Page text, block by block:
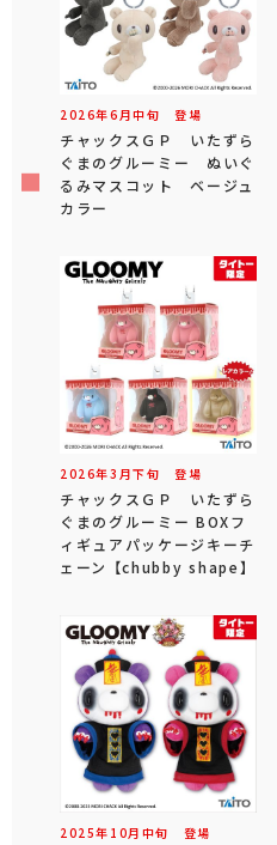
2026年6 月中旬 登場
チャックスＧＰ いたずら
ぐまのグルーミー ぬいぐ
るみマスコット ベージュ
カラー
2026年3 月下旬 登場
チャックスＧＰ いたずら
ぐまのグルーミー BOXフ
ィギュアパッケージキーチ
ェーン 【chubby shape】
2025年 10月 中旬 登場